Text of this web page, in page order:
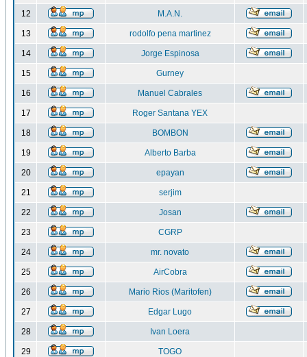
12 M.A.N.
13 rodolfo pena martinez
14 Jorge Espinosa
15 Gurney
16 Manuel Cabrales
17 Roger Santana YEX
18 BOMBON
19 Alberto Barba
20 epayan
21 serjim
22 Josan
23 CGRP
24 mr. novato
25 AirCobra
26 Mario Rios (Maritofen)
27 Edgar Lugo
28 Ivan Loera
29 TOGO